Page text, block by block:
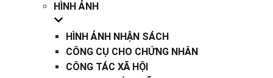
HÌNH ẢNH
HÌNH ẢNH NHẬN SÁCH
CÔNG CỤ CHO CHỨNG NHÂN
CÔNG TÁC XÃ HỘI